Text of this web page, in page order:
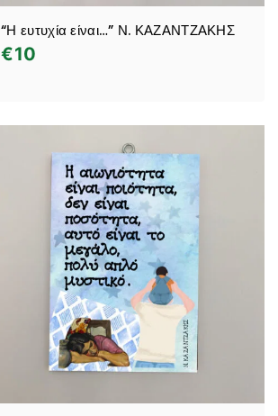
“Η ευτυχία είναι…” Ν. ΚΑΖΑΝΤΖΑΚΗΣ
€10